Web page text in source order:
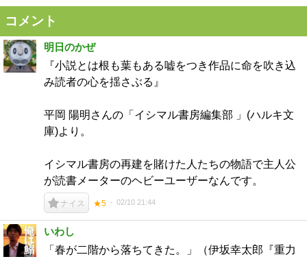
コメント
明日のかぜ
『小説とは根も葉もある嘘をつき作品に命を吹き込
み読者の心を揺さぶる』
平岡 陽明さんの「イシマル書房編集部 」(ハルキ文
庫)より。
イシマル書房の再建を賭けた人たちの物語で主人公
が読書メーターのヘビーユーザーなんです。
ナイス ★5 02/10 21:44
いわし
「春が二階から落ちてきた。」（伊坂幸太郎『重力